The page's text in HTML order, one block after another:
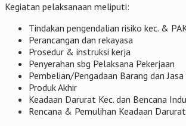
Kegiatan pelaksanaan meliputi:
Tindakan pengendalian risiko kec. &
Perancangan dan rekayasa
Prosedur & instruksi kerja
Penyerahan sbg Pelaksana Pekerjaan
Pembelian/Pengadaan Barang dan Jasa
Produk Akhir
Keadaan Darurat Kec. dan Bencana
Rencana & Pemulihan Keadaan Darurat